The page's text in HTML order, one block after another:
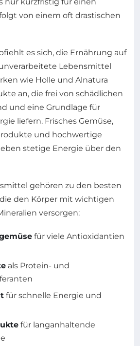
von einem oft drastischen
es sich, die Ernährung auf
Lebensmittel
wie Holle und Alnatura
an, die frei von schädlichen
und eine Grundlage für
liefern. Frisches Gemüse,
und hochwertige
stetige Energie über den
gehören zu den besten
den Körper mit wichtigen
versorgen:
für viele Antioxidantien
als Protein- und
für schnelle Energie und
für langanhaltende